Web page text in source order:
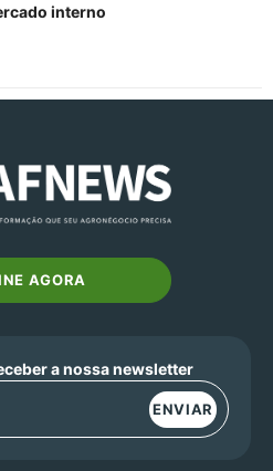
interno
AGORA
a nossa newsletter
ENVIAR